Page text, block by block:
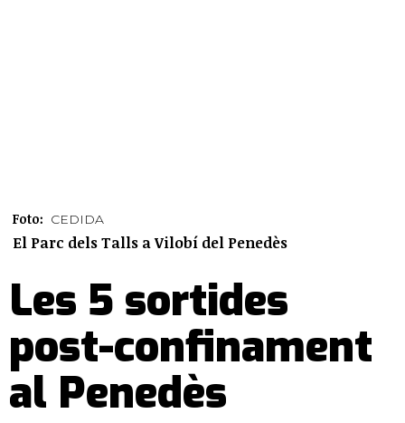
Foto: CEDIDA
El Parc dels Talls a Vilobí del Penedès
Les 5 sortides
post-confinament
al Penedès